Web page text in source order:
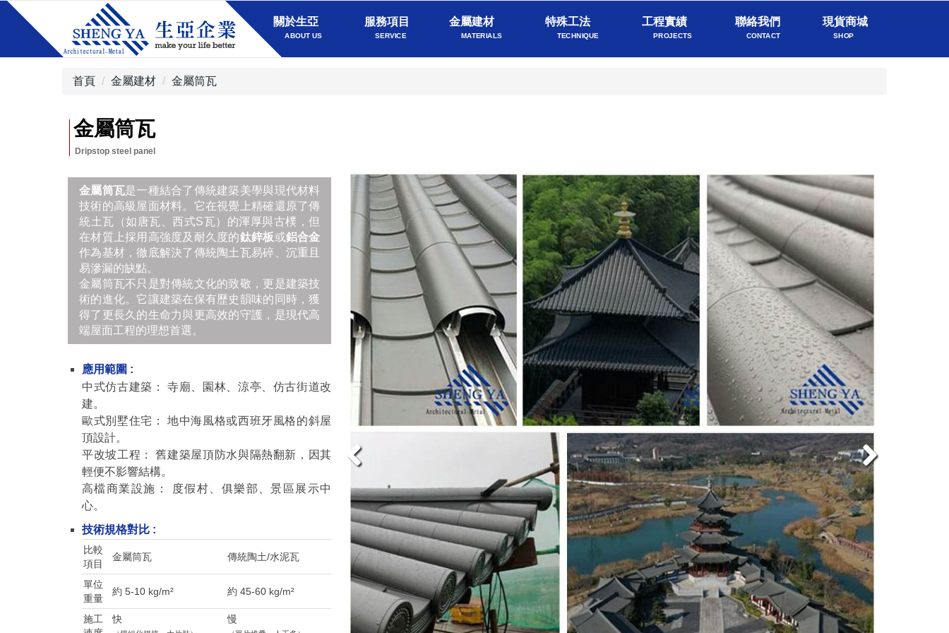
關於生亞
ABOUT US
服務項目
SERVICE
金屬建材
MATERIALS
特殊工法
TECHNIQUE
工程實績
PROJECTS
聯絡我們
CONTACT
現貨商城
SHOP
首頁 金屬建材 金屬筒瓦
金屬筒瓦
金屬筒瓦是一種結合了傳統建築美學與現代材料
技術的高級屋面材料。它在視覺上精確還原了傳
統土瓦（如唐瓦、西式S瓦）的渾厚與古樸，但
在材質上採用高強度及耐久度的鈦鋅板或鋁合金
作為基材，徹底解決了傳統陶土瓦易碎、沉重且
易滲漏的缺點。
金屬筒瓦不只是對傳統文化的致敬，更是建築技
術的進化。它讓建築在保有歷史韻味的同時，獲
得了更長久的生命力與更高效的守護，是現代高
端屋面工程的理想首選。
應用範圍 :
中式仿古建築： 寺廟、園林、涼亭、仿古街道改
建。
歐式別墅住宅： 地中海風格或西班牙風格的斜屋
頂設計。
平改坡工程： 舊建築屋頂防水與隔熱翻新，因其
輕便不影響結構。
高檔商業設施： 度假村、俱樂部、景區展示中
心。
技術規格對比 :
比較
項目
金屬筒瓦 傳統陶土/水泥瓦
單位
重量
約 5-10 kg/m² 約 45-60 kg/m²
施工
快 慢